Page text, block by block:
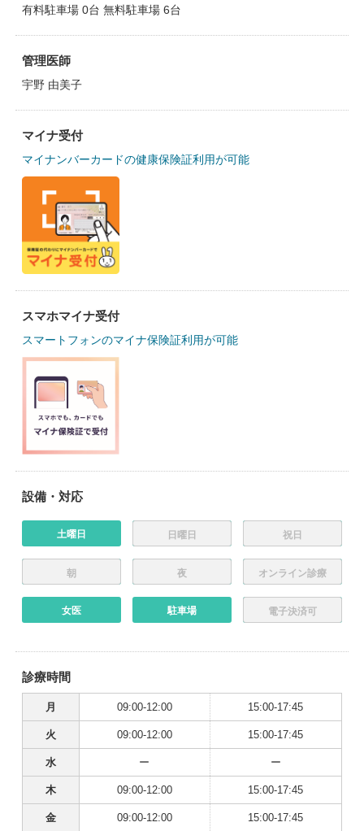
有料駐車場 0台 無料駐車場 6台
管理医師
宇野 由美子
マイナ受付
マイナンバーカードの健康保険証利用が可能
スマホマイナ受付
スマートフォンのマイナ保険証利用が可能
設備・対応
土曜日 日曜日 祝日
朝 夜 オンライン診療
女医 駐車場 電子決済可
診療時間
月 09:00-12:00 15:00-17:45
火 09:00-12:00 15:00-17:45
水 ー ー
木 09:00-12:00 15:00-17:45
金 09:00-12:00 15:00-17:45